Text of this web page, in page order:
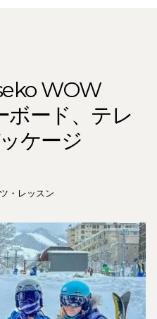
WOW
ボード、テレ
ケージ
・レッスン